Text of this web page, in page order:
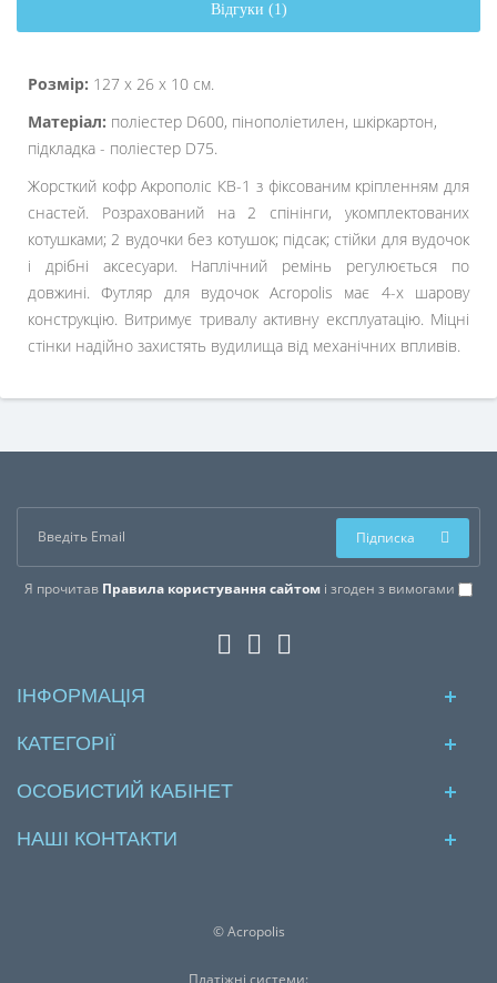
Відгуки (1)
Розмір: 127 х 26 х 10 см.
Матеріал: поліестер D600, пінополіетилен, шкіркартон,
підкладка - поліестер D75.
Жорсткий кофр Акрополіс КВ-1 з фіксованим кріпленням для
снастей. Розрахований на 2 спінінги, укомплектованих
котушками; 2 вудочки без котушок; підсак; стійки для вудочок
і дрібні аксесуари. Наплічний ремінь регулюється по
довжині. Футляр для вудочок Acropolis має 4-х шарову
конструкцію. Витримує тривалу активну експлуатацію. Міцні
стінки надійно захистять вудилища від механічних впливів.
Я прочитав Правила користування сайтом і згоден з вимогами
Підписка
ІНФОРМАЦІЯ
КАТЕГОРІЇ
ОСОБИСТИЙ КАБІНЕТ
НАШІ КОНТАКТИ
© Acropolis